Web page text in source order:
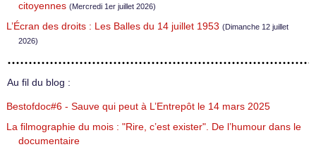
citoyennes (Mercredi 1er juillet 2026)
L’Écran des droits : Les Balles du 14 juillet 1953 (Dimanche 12 juillet
2026)
Au fil du blog :
Bestofdoc#6 - Sauve qui peut à L’Entrepôt le 14 mars 2025
La filmographie du mois : "Rire, c’est exister". De l’humour dans le
documentaire